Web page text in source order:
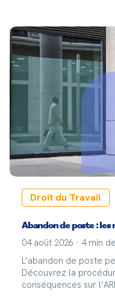
Droit du Travail
Abandon de poste :
04 août 2026 · 4 min
L’abandon de poste
Découvrez la
conséquences sur